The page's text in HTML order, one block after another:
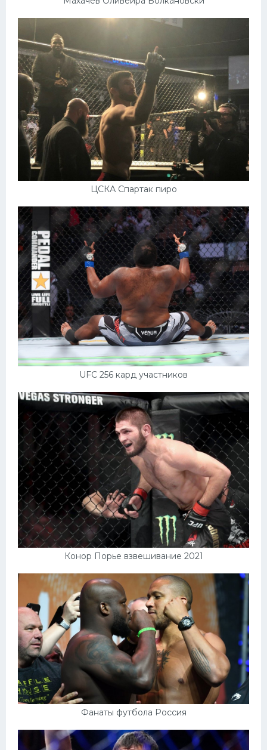
ЦСКА Спартак пиро
UFC 256 кард участников
Конор Порье взвешивание 2021
Фанаты футбола Россия